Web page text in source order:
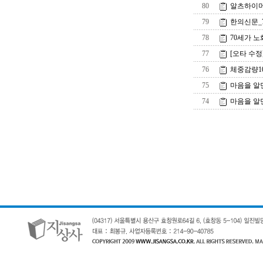
80
알츠하이
79
한의신문
78
70세가 노
77
[오타 수
76
체중감량
75
마음을 알
74
마음을 알